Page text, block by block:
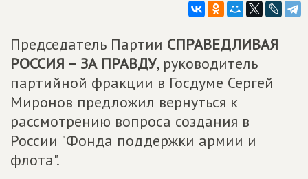
Председатель Партии СПРАВЕДЛИВАЯ
РОССИЯ – ЗА ПРАВДУ, руководитель
партийной фракции в Госдуме Сергей
Миронов предложил вернуться к
рассмотрению вопроса создания в
России "Фонда поддержки армии и
флота".